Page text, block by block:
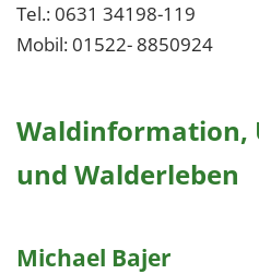
Tel.: 0631 34198-119
Mobil: 01522- 8850924
Waldinformation,
und Walderleben
Michael Bajer